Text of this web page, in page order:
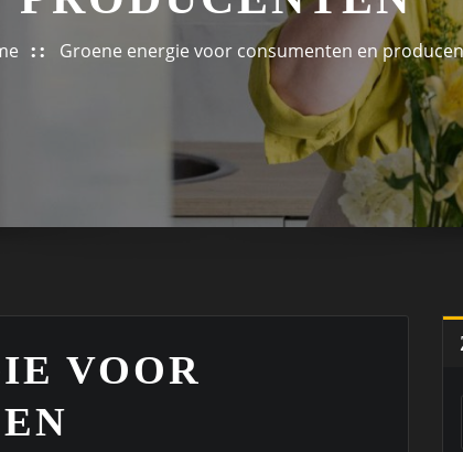
Groene energie voor consumenten en
VOOR